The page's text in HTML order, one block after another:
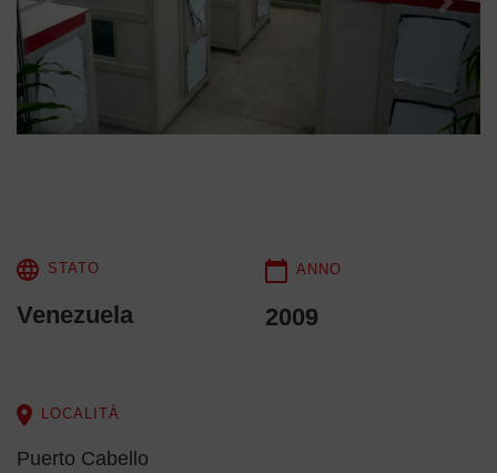
Previous Next
STATO
Venezuela
ANNO
2009
LOCALITÀ
Puerto Cabello